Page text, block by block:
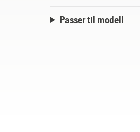
Passer til modell